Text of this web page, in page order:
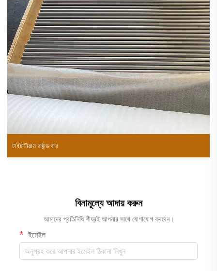
টাইটানিয়াম রাউন্ড বার
বিনামূল্যে আদায় করুন
আমাদের প্রতিনিধি শীঘ্রই আপনার সাথে যোগাযোগ করবেন।
ইমেইল